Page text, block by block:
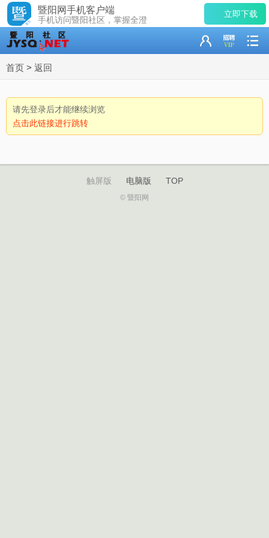
暨阳网手机客户端
手机访问暨阳社区，掌握全澄
立即下载
首页 > 返回
请先登录后才能继续浏览
点击此链接进行跳转
触屏版 电脑版 TOP
© 暨阳网